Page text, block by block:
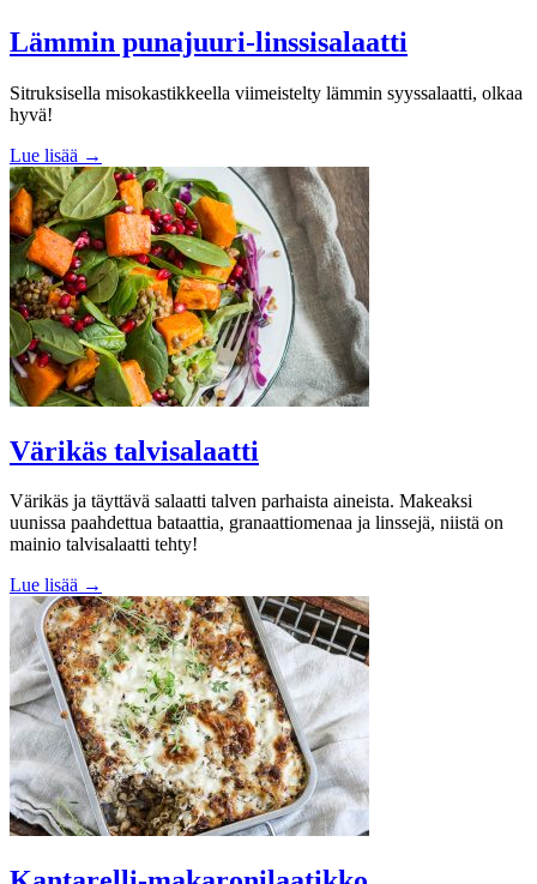
Lämmin punajuuri-linssisalaatti
Sitruksisella misokastikkeella viimeistelty lämmin syyssalaatti, olkaa
hyvä!
Lue lisää →
Värikäs talvisalaatti
Värikäs ja täyttävä salaatti talven parhaista aineista. Makeaksi
uunissa paahdettua bataattia, granaattiomenaa ja linssejä, niistä on
mainio talvisalaatti tehty!
Lue lisää →